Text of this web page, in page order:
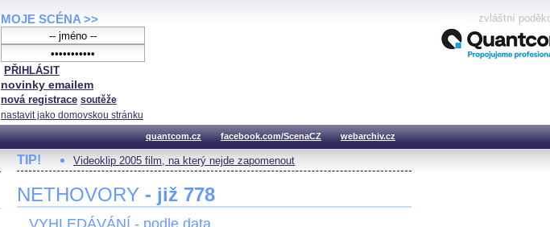
MOJE SCÉNA >>
PŘIHLÁSIT
novinky emailem
nová registrace soutěže
nastavit jako domovskou stránku
zvláštní
quantcom.cz facebook.com/ScenaCZ webarchiv.cz
TIP! Videoklip 2005 film, na který nejde zapomenout
NETHOVORY - již 778
VYHLEDÁVÁNÍ - podle data